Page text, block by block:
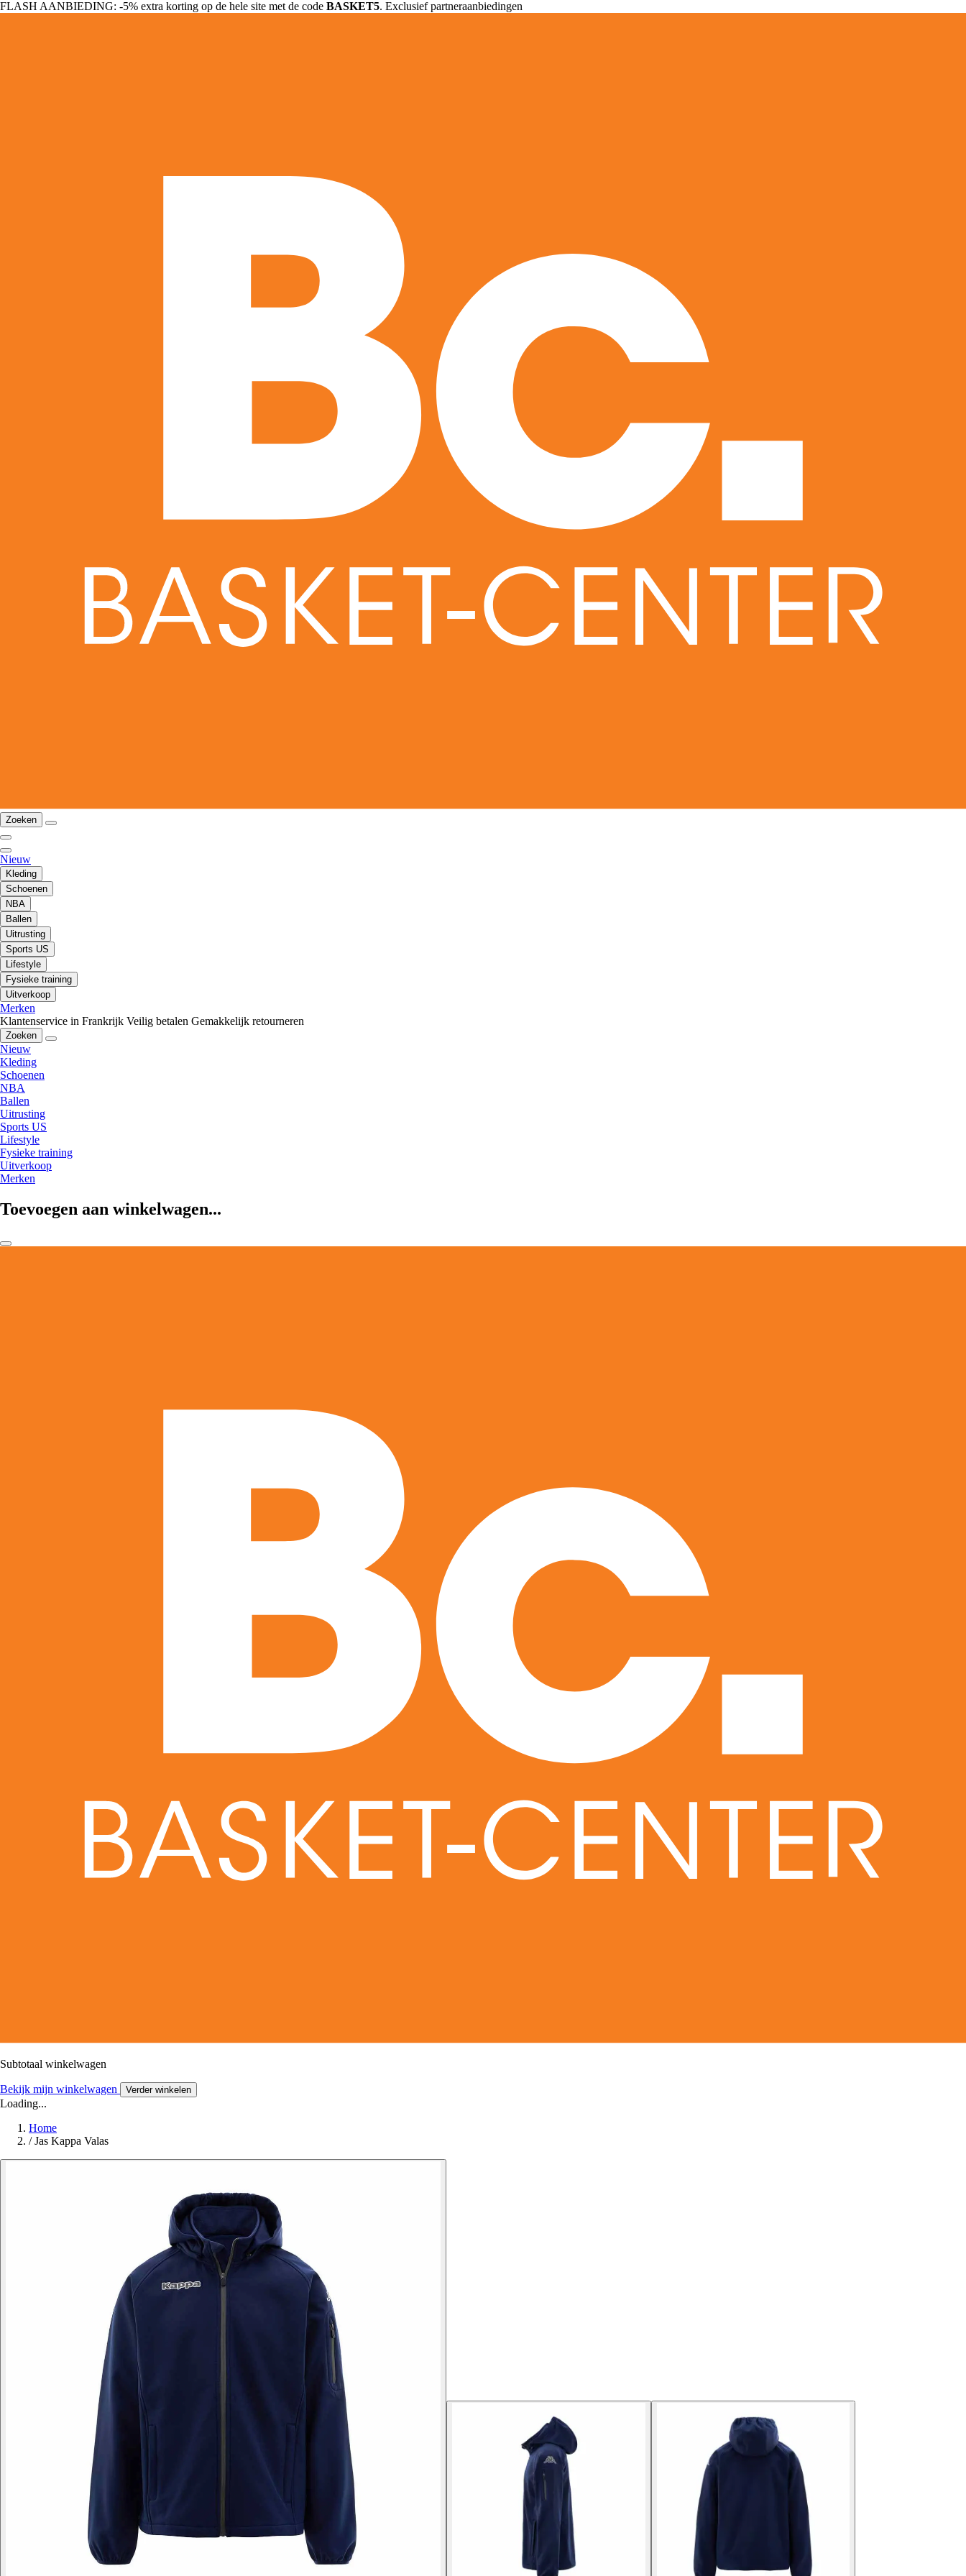
FLASH AANBIEDING: -5% extra korting op de hele site met de code BASKET5. Exclusief partneraanbiedingen
Zoeken
Nieuw
Kleding
Schoenen
NBA
Ballen
Uitrusting
Sports US
Lifestyle
Fysieke training
Uitverkoop
Merken
Klantenservice in Frankrijk Veilig betalen Gemakkelijk retourneren
Zoeken
Nieuw
Kleding
Schoenen
NBA
Ballen
Uitrusting
Sports US
Lifestyle
Fysieke training
Uitverkoop
Merken
Toevoegen aan winkelwagen...
Subtotaal winkelwagen
Bekijk mijn winkelwagen Verder winkelen
Loading...
Home
/ Jas Kappa Valas